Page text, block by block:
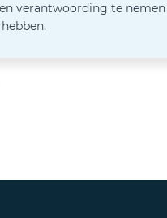
verantwoording te